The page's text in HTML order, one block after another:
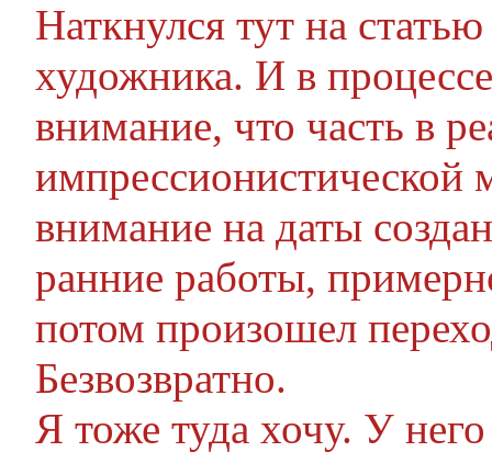
Наткнулся тут на
художника. И в
внимание, что часть в
импрессионистической
внимание на даты
ранние работы,
потом произошел
Безвозвратно.
Я тоже туда хочу. У него